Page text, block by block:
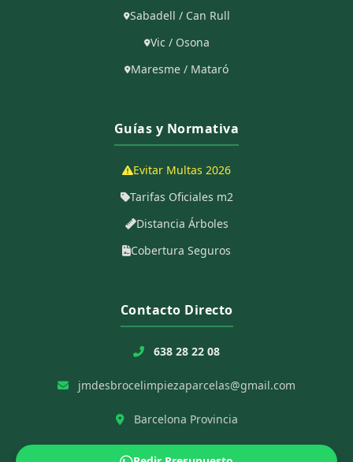
Sabadell / Can Rull
Vic / Osona
Maresme / Mataró
Guías y Normativa
Evitar Multas 2026
Tarifas Oficiales m2
Distancia Árboles
Cobertura Seguros
Contacto Directo
638 28 22 08
jmdesbrocelimpiezaparcelas@gmail.com
Barcelona Provincia